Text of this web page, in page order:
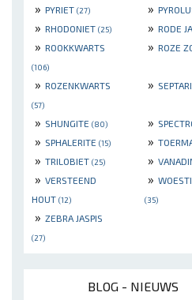
» PYRIET (27) »
» RHODONIET (25) » RODE
» ROOKKWARTS
(106)
» ROZE
» ROZENKWARTS
(57)
»
» SHUNGITE (80) »
» SPHALERITE (15) »
» TRILOBIET (25) »
» VERSTEEND
HOUT (12)
»
(35)
» ZEBRA JASPIS
(27)
BLOG - NIEUWS